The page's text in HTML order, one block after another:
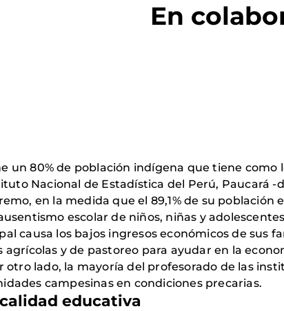
En
un 80% de población indígena que tiene
Nacional de Estadística del Perú, Paucará
en la medida que el 89,1% de su población
escolar de niños, niñas y
causa los bajos ingresos económicos de sus
y de pastoreo para ayudar en la
otro lado, la mayoría del profesorado de las
campesinas en condiciones precarias.
educativa